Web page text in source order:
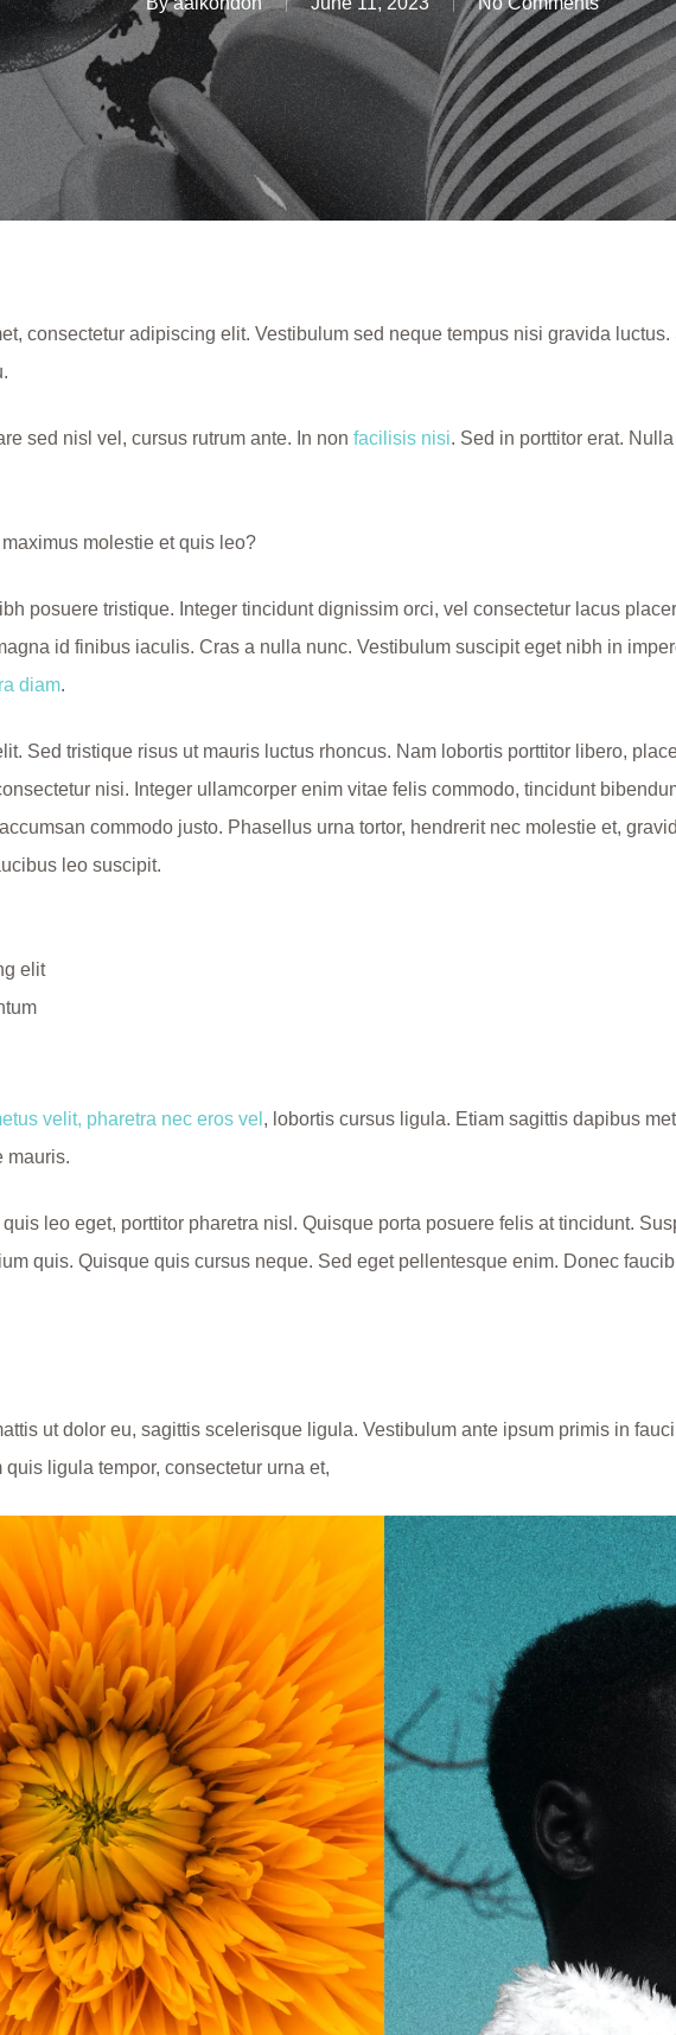
consectetur adipiscing elit. Vestibulum sed neque tempus nisi gravida
sed nisl vel, cursus rutrum ante. In non facilisis nisi. Sed in porttitor erat.
molestie et quis leo?
posuere tristique. Integer tincidunt dignissim orci, vel consectetur lacus
id finibus iaculis. Cras a nulla nunc. Vestibulum suscipit eget nibh in
diam.
Sed tristique risus ut mauris luctus rhoncus. Nam lobortis porttitor libero,
nisi. Integer ullamcorper enim vitae felis commodo, tincidunt
commodo justo. Phasellus urna tortor, hendrerit nec molestie et,
leo suscipit.
elit
velit, pharetra nec eros vel , lobortis cursus ligula. Etiam sagittis dapibus
mauris.
leo eget, porttitor pharetra nisl. Quisque porta posuere felis at tincidunt.
quis. Quisque quis cursus neque. Sed eget pellentesque enim. Donec
ut dolor eu, sagittis scelerisque ligula. Vestibulum ante ipsum primis in
ligula tempor, consectetur urna et,